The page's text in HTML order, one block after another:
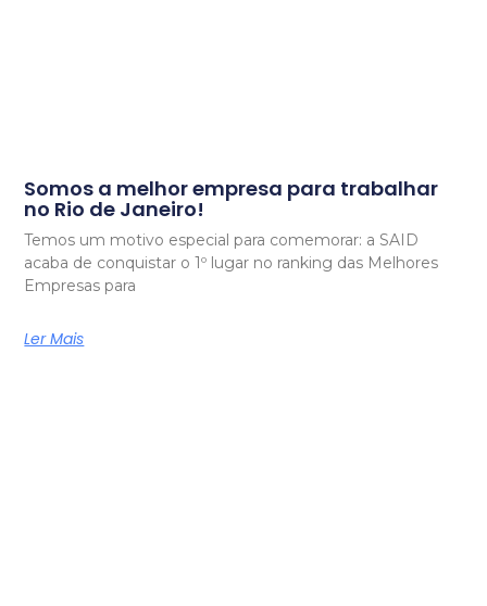
Somos a melhor empresa para trabalhar
no Rio de Janeiro!
Temos um motivo especial para comemorar: a SAID
acaba de conquistar o 1º lugar no ranking das Melhores
Empresas para
Ler Mais